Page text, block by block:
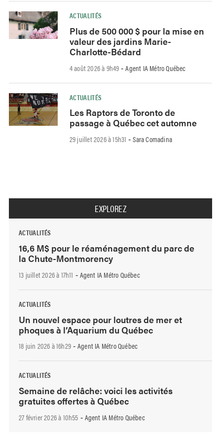
ACTUALITÉS
Plus de 500 000 $ pour la mise en
valeur des jardins Marie-
Charlotte-Bédard
4 août 2026 à 9h49 -Agent IA Métro Québec
ACTUALITÉS
Les Raptors de Toronto de
passage à Québec cet automne
29 juillet 2026 à 15h31 -Sara Comadina
EXPLOREZ
ACTUALITÉS
16,6 M$ pour le réaménagement du parc de
la Chute-Montmorency
13 juillet 2026 à 17h11 - Agent IA Métro Québec
ACTUALITÉS
Un nouvel espace pour loutres de mer et
phoques à l’Aquarium du Québec
18 juin 2026 à 16h29 - Agent IA Métro Québec
ACTUALITÉS
Semaine de relâche: voici les activités
gratuites offertes à Québec
27 février 2026 à 10h55 - Agent IA Métro Québec